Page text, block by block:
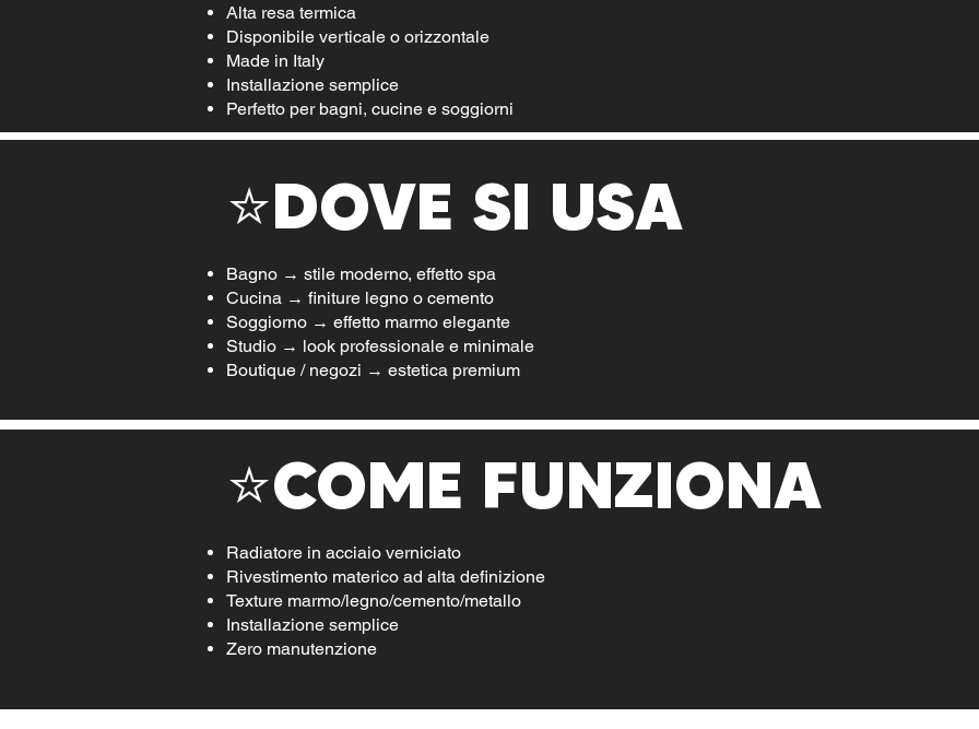
Alta resa termica
Disponibile verticale o orizzontale
Made in Italy
Installazione semplice
Perfetto per bagni, cucine e soggiorni
⭐DOVE SI USA
Bagno → stile moderno, effetto spa
Cucina → finiture legno o cemento
Soggiorno → effetto marmo elegante
Studio → look professionale e minimale
Boutique / negozi → estetica premium
⭐COME FUNZIONA
Radiatore in acciaio verniciato
Rivestimento materico ad alta definizione
Texture marmo/legno/cemento/metallo
Installazione semplice
Zero manutenzione